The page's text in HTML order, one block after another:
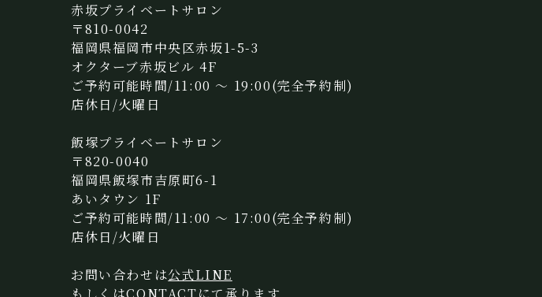
赤坂プライベートサロン
〒810-0042
福岡県福岡市中央区赤坂1-5-3
オクターブ赤坂ビル 4F
ご予約可能時間/11:00 〜 19:00(完全予約制)
店休日/火曜日
飯塚プライベートサロン
〒820-0040
福岡県飯塚市吉原町6-1
あいタウン 1F
ご予約可能時間/11:00 〜 17:00(完全予約制)
店休日/火曜日
お問い合わせは公式LINE